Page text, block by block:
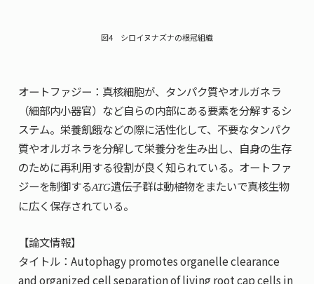
図4 シロイヌナズナの根冠組織
オートファジー：真核細胞が、タンパク質やオルガネラ
（細部内小器官）など自らの内部にある要素を分解するシ
ステム。栄養飢餓などの際に活性化して、不要なタンパク
質やオルガネラを分解して栄養分を生み出し、自身の生存
のために再利用する役割が良く知られている。オートファ
ジーを制御するATG遺伝子群は動植物をまたいで真核生物
に広く保存されている。
【論文情報】
タイトル：Autophagy promotes organelle clearance
and organized cell separation of living root cap cells in